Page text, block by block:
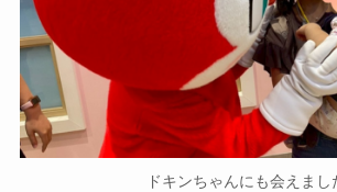
ドキンちゃんにも会えまし